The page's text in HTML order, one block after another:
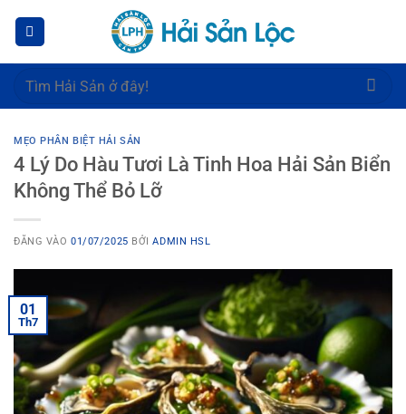
dung
Tìm
MẸO PHÂN BIỆT HẢI SẢN
4 Lý Do Hàu Tươi Là Tinh Hoa Hải Sản Biển
Không Thể Bỏ Lỡ
ĐĂNG VÀO01/07/2025 BỞIADMIN HSL
01
Th7